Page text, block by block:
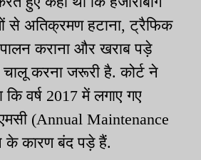
से अतिक्रमण हटाना, ट्रैफिक
कराना और खराब पड़े
चालू करना जरूरी है. कोर्ट ने
कि वर्ष 2017 में लगाए गए
(Annual Maintenance
के कारण बंद पड़े हैं.